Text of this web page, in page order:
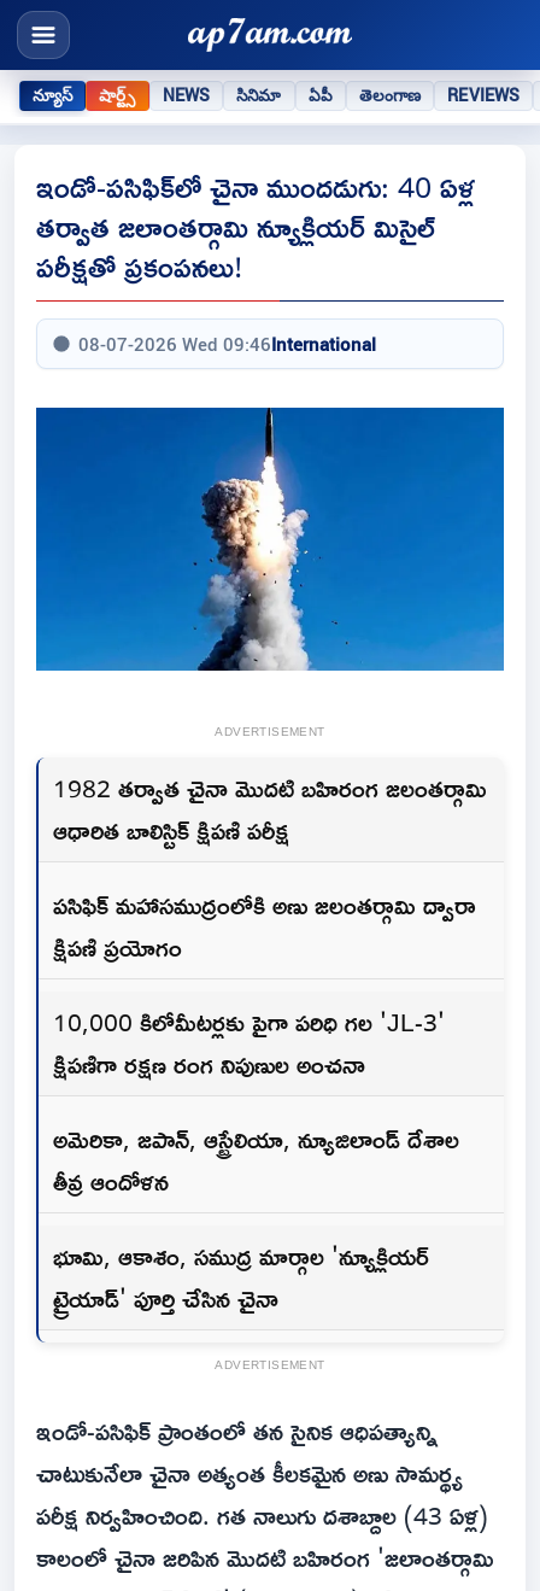
న్యూస్ షార్ట్స్ NEWS సినిమా ఏపీ తెలంగాణ REVIEWS
ఇండో-పసిఫిక్‌లో చైనా ముందడుగు: 40 ఏళ్ల
తర్వాత జలాంతర్గామి న్యూక్లియర్ మిసైల్
పరీక్షతో ప్రకంపనలు!
08-07-2026 Wed 09:46International
ADVERTISEMENT
1982 తర్వాత చైనా మొదటి బహిరంగ జలంతర్గామి
ఆధారిత బాలిస్టిక్ క్షిపణి పరీక్ష
పసిఫిక్ మహాసముద్రంలోకి అణు జలంతర్గామి ద్వారా
క్షిపణి ప్రయోగం
10,000 కిలోమీటర్లకు పైగా పరిధి గల 'JL-3'
క్షిపణిగా రక్షణ రంగ నిపుణుల అంచనా
అమెరికా, జపాన్, ఆస్ట్రేలియా, న్యూజిలాండ్ దేశాల
తీవ్ర ఆందోళన
భూమి, ఆకాశం, సముద్ర మార్గాల 'న్యూక్లియర్
ట్రైయాడ్' పూర్తి చేసిన చైనా
ADVERTISEMENT
ఇండో-పసిఫిక్ ప్రాంతంలో తన సైనిక ఆధిపత్యాన్ని
చాటుకునేలా చైనా అత్యంత కీలకమైన అణు సామర్థ్య
పరీక్ష నిర్వహించింది. గత నాలుగు దశాబ్దాల (43 ఏళ్ల)
కాలంలో చైనా జరిపిన మొదటి బహిరంగ 'జలాంతర్గామి